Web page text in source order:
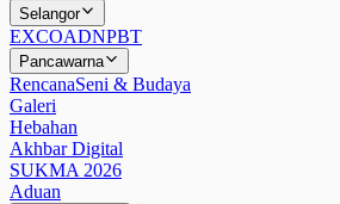
Selangor
EXCOADNPBT
Pancawarna
RencanaSeni & Budaya
Galeri
Hebahan
Akhbar Digital
SUKMA 2026
Aduan